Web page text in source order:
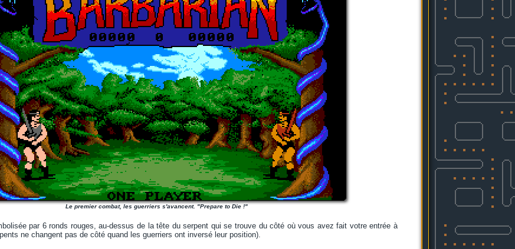
Le premier combat, les guerriers s'avancent. "Prepare to Die !"
par 6 ronds rouges, au-dessus de la tête du serpent qui se trouve du côté où vous avez fait votre entrée à
ne changent pas de côté quand les guerriers ont inversé leur position).